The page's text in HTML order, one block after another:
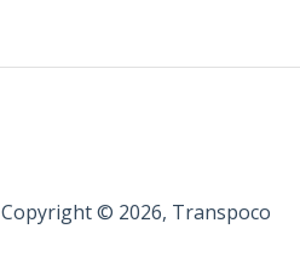
Copyright © 2026, Transpoco